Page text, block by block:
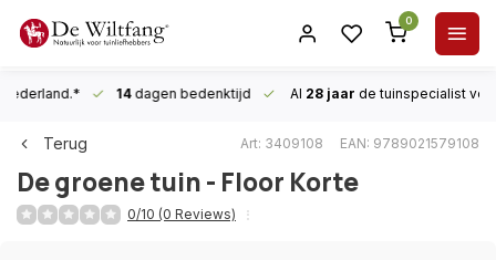
0
14dagen bedenktijd Al 28 jaar de tuinspecialist
Terug Art: 3409108 EAN: 9789021579108
De groene tuin - Floor Korte
0/10 (0 Reviews)